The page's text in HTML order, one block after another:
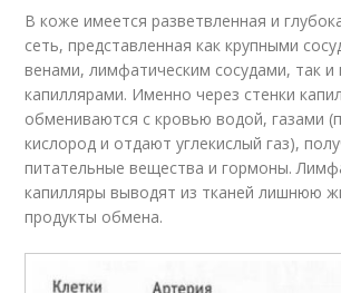
В коже имеется разветвленная и
сеть, представленная как крупными
венами, лимфатическим сосудами, так
капиллярами. Именно через стенки
обмениваются с кровью водой, газами
кислород и отдают углекислый газ),
питательные вещества и гормоны.
капилляры выводят из тканей лишнюю
продукты обмена.